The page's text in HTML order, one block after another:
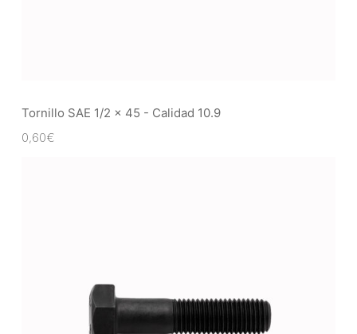
Tornillo SAE 1/2 x 45 - Calidad 10.9
0,60€